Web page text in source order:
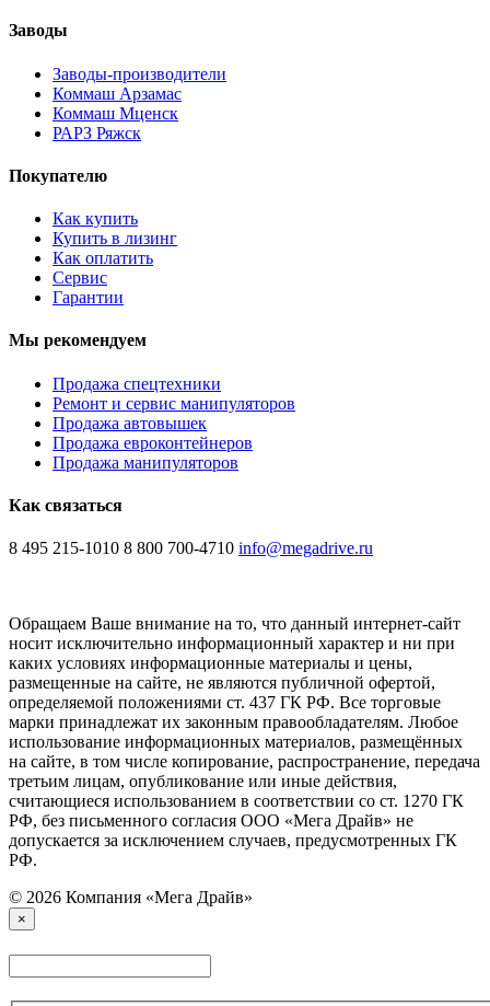
Заводы
Заводы-производители
Коммаш Арзамас
Коммаш Мценск
РАРЗ Ряжск
Покупателю
Как купить
Купить в лизинг
Как оплатить
Сервис
Гарантии
Мы рекомендуем
Продажа спецтехники
Ремонт и сервис манипуляторов
Продажа автовышек
Продажа евроконтейнеров
Продажа манипуляторов
Как связаться
8 495 215-1010 8 800 700-4710 info@megadrive.ru
Обращаем Ваше внимание на то, что данный интернет-сайт
носит исключительно информационный характер и ни при
каких условиях информационные материалы и цены,
размещенные на сайте, не являются публичной офертой,
определяемой положениями ст. 437 ГК РФ. Все торговые
марки принадлежат их законным правообладателям. Любое
использование информационных материалов, размещённых
на сайте, в том числе копирование, распространение, передача
третьим лицам, опубликование или иные действия,
считающиеся использованием в соответствии со ст. 1270 ГК
РФ, без письменного согласия ООО «Мега Драйв» не
допускается за исключением случаев, предусмотренных ГК
РФ.
© 2026 Компания «Мега Драйв»
×